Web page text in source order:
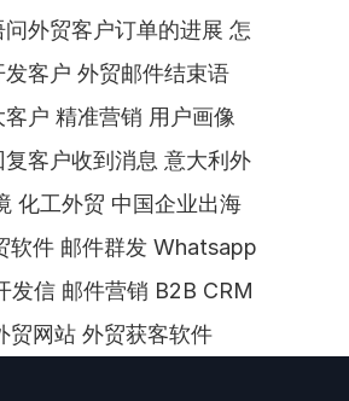
外贸客户订单的进展 怎
客户 外贸邮件结束语
户 精准营销 用户画像
客户收到消息 意大利外
化工外贸 中国企业出海
软件 邮件群发 Whatsapp
发信 邮件营销 B2B CRM
贸网站 外贸获客软件